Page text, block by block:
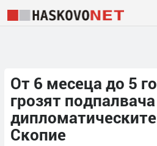
От 6 месеца до 5
грозят
Скопие